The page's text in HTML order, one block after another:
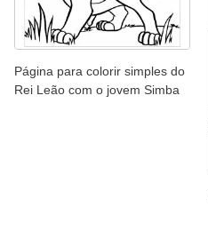
Página para colorir simples do
Rei Leão com o jovem Simba